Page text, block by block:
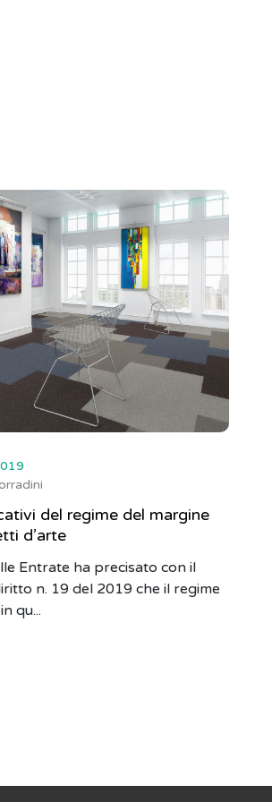
del regime del margine
d’arte
Entrate ha precisato con il
n. 19 del 2019 che il regime
qu...